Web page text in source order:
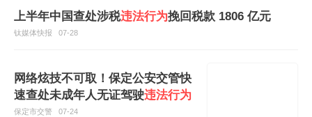
上半年中国查处涉税违法行为挽回税款 1806 亿元
钛媒体快报 07-28
网络炫技不可取！保定公安交管快
速查处未成年人无证驾驶违法行为
保定市交警 07-24